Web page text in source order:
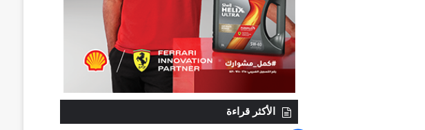
الأكثر قراءة